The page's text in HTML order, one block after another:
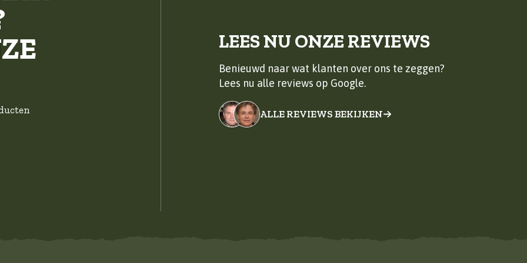
LEES NU ONZE REVIEWS
Benieuwd naar wat klanten over ons te zeggen?
Lees nu alle reviews op Google.
ALLE REVIEWS BEKIJKEN